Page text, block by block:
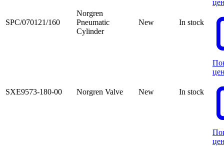
SPC/070121/160
Norgren
Pneumatic
Cylinder
New In stock
SXE9573-180-00 Norgren Valve New In stock